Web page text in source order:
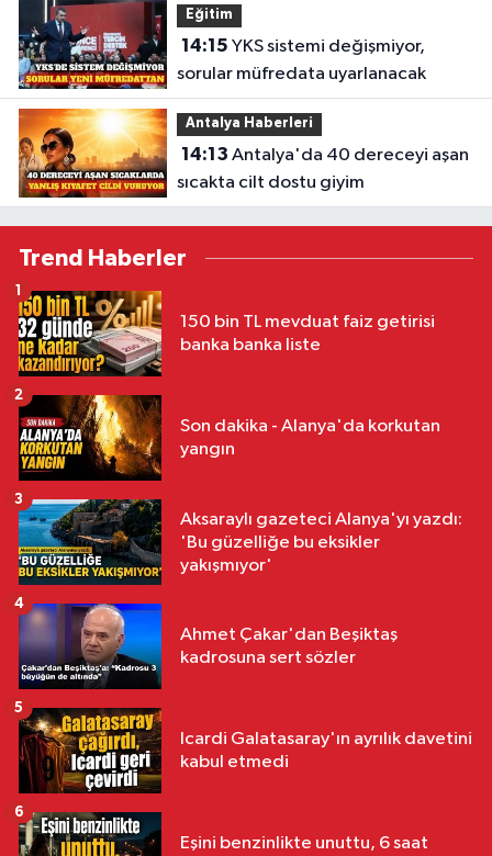
Eğitim
14:15
sorular müfredata uyarlanacak
Antalya Haberleri
14:13
sıcakta cilt dostu giyim
Trend Haberler
150 bin TL mevduat faiz getirisi
banka banka liste
1
Son dakika - Alanya'da korkutan
yangın
2
Aksaraylı gazeteci Alanya'yı yazdı:
'Bu güzelliğe bu eksikler
yakışmıyor'
3
Ahmet Çakar'dan Beşiktaş
kadrosuna sert sözler
4
Icardi Galatasaray'ın ayrılık davetini
kabul etmedi
5
Eşini benzinlikte unuttu, 6 saat
6